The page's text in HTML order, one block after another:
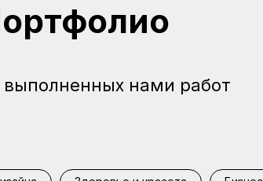
нами работ